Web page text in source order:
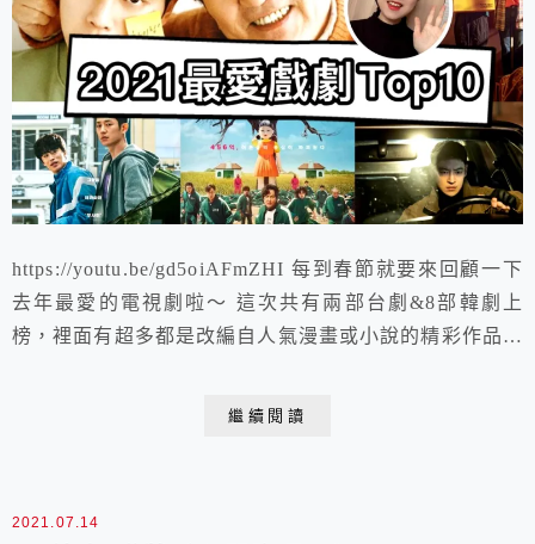
https://youtu.be/gd5oiAFmZHI 每到春節就要來回顧一下
去年最愛的電視劇啦～ 這次共有兩部台劇&8部韓劇上
榜，裡面有超多都是改編自人氣漫畫或小說的精彩作品，
繼續閱讀
2021.07.14